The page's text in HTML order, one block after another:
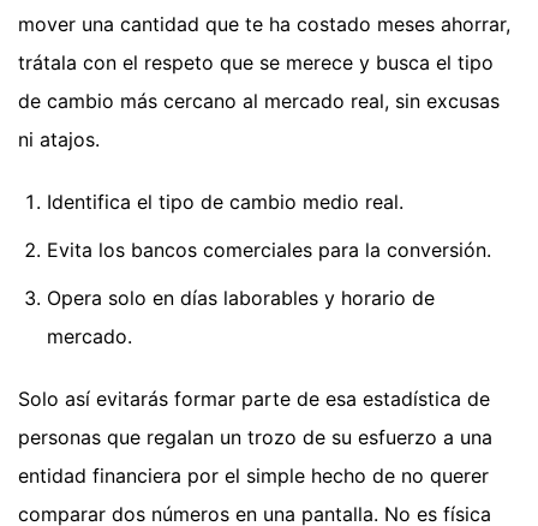
mover una cantidad que te ha costado meses ahorrar,
trátala con el respeto que se merece y busca el tipo
de cambio más cercano al mercado real, sin excusas
ni atajos.
Identifica el tipo de cambio medio real.
Evita los bancos comerciales para la conversión.
Opera solo en días laborables y horario de
mercado.
Solo así evitarás formar parte de esa estadística de
personas que regalan un trozo de su esfuerzo a una
entidad financiera por el simple hecho de no querer
comparar dos números en una pantalla. No es física